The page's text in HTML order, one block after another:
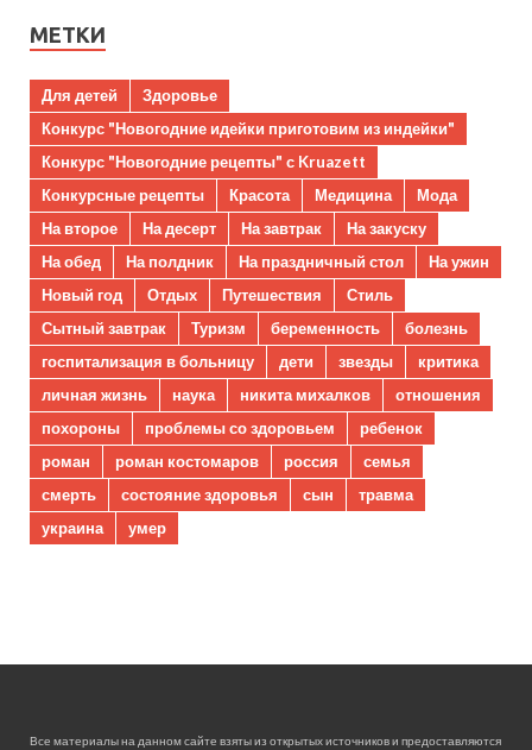
МЕТКИ
Для детей
Здоровье
Конкурс "Новогодние идейки приготовим из индейки"
Конкурс "Новогодние рецепты" с Kruazett
Конкурсные рецепты
Красота Медицина
Мода
На второе
На десерт На завтрак
На закуску
На обед
На полдник На праздничный стол
На ужин
Новый год
Отдых Путешествия
Стиль
Сытный завтрак
Туризм беременность
болезнь
госпитализация в больницу
дети звезды
критика
личная жизнь
наука никита михалков
отношения
похороны
проблемы со здоровьем
ребенок
роман
роман костомаров россия
семья
смерть
состояние здоровья сын
травма
украина
умер
Все материалы на данном сайте взяты из открытых источников и предоставляются